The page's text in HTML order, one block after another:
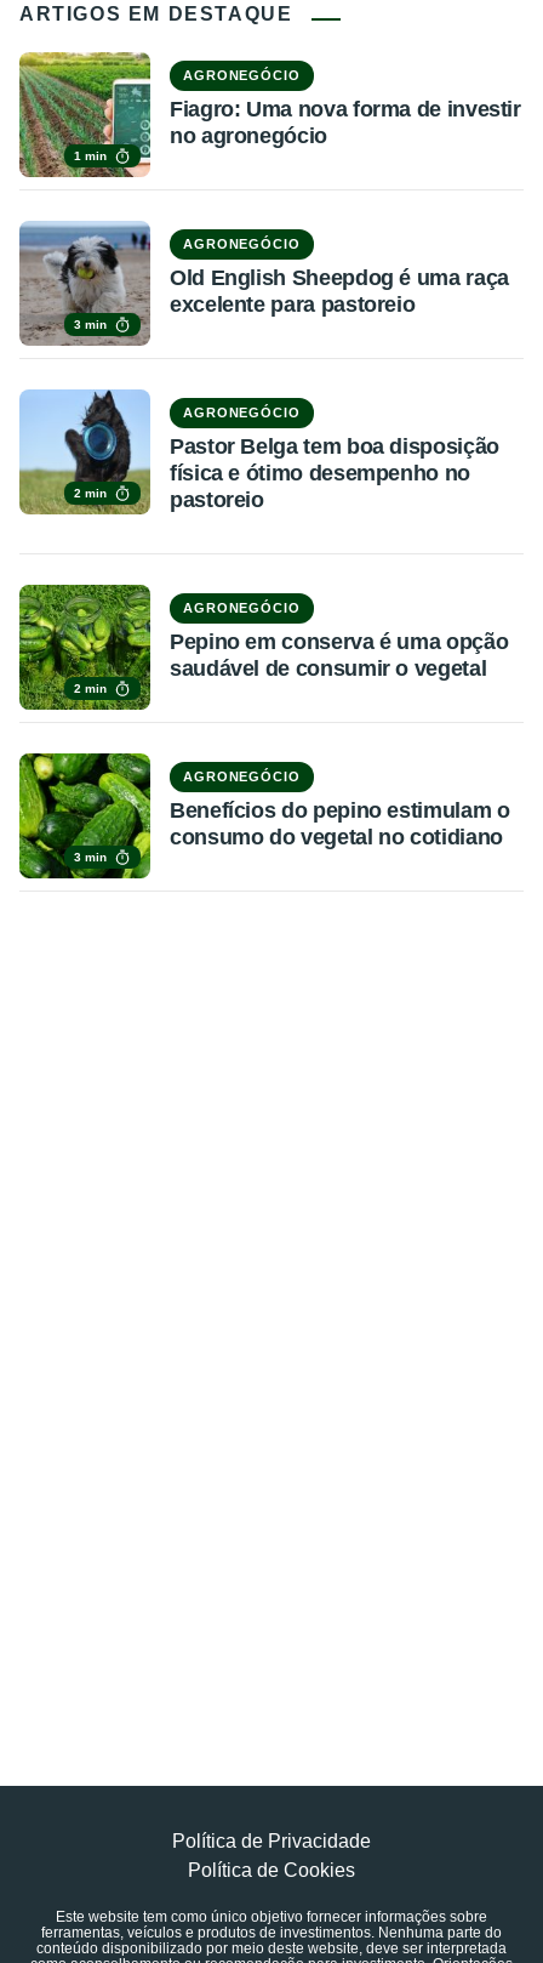
ARTIGOS EM DESTAQUE
1 min
AGRONEGÓCIO
Fiagro: Uma nova forma de investir
no agronegócio
3 min
AGRONEGÓCIO
Old English Sheepdog é uma raça
excelente para pastoreio
2 min
AGRONEGÓCIO
Pastor Belga tem boa disposição
física e ótimo desempenho no
pastoreio
2 min
AGRONEGÓCIO
Pepino em conserva é uma opção
saudável de consumir o vegetal
3 min
AGRONEGÓCIO
Benefícios do pepino estimulam o
consumo do vegetal no cotidiano
Política de Privacidade
Política de Cookies
Este website tem como único objetivo fornecer informações sobre
ferramentas, veículos e produtos de investimentos. Nenhuma parte do
conteúdo disponibilizado por meio deste website, deve ser interpretada